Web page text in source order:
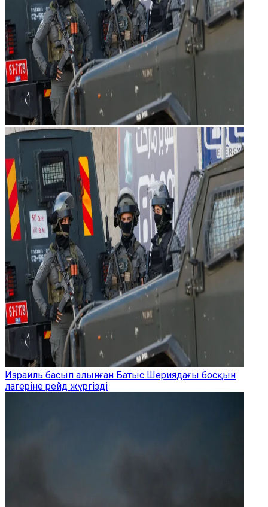
Израиль басып алынған Батыс Шериядағы босқын
лагеріне рейд жүргізді